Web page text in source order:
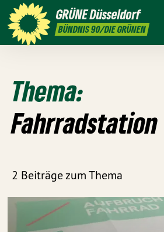
GRÜNEDüsseldorf
BÜNDNIS 90/DIE GRÜNEN
GRÜNFUNK Presse
Stadtbezirke Termine
Thema:
Fahrradstation
2 Beiträge zum Thema